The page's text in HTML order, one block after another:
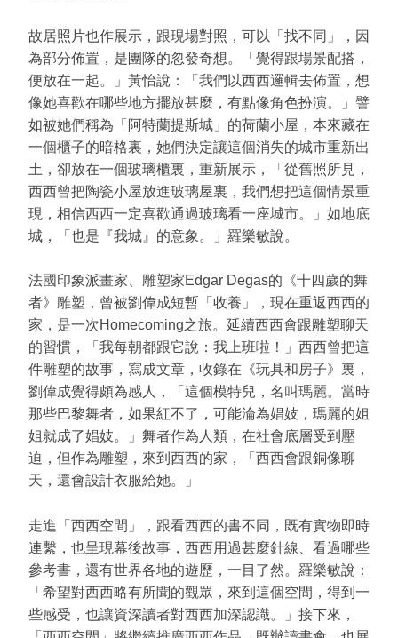
故居照片也作展示，跟現場對照，可以「找不同」，因
為部分佈置，是團隊的忽發奇想。「覺得跟場景配搭，
便放在一起。」黃怡說：「我們以西西邏輯去佈置，想
像她喜歡在哪些地方擺放甚麼，有點像角色扮演。」譬
如被她們稱為「阿特蘭提斯城」的荷蘭小屋，本來藏在
一個櫃子的暗格裏，她們決定讓這個消失的城市重新出
土，卻放在一個玻璃櫃裏，重新展示，「從舊照所見，
西西曾把陶瓷小屋放進玻璃屋裏，我們想把這個情景重
現，相信西西一定喜歡通過玻璃看一座城市。」如地底
城，「也是『我城』的意象。」羅樂敏說。
法國印象派畫家、雕塑家Edgar Degas的《十四歲的舞
者》雕塑，曾被劉偉成短暫「收養」，現在重返西西的
家，是一次Homecoming之旅。延續西西會跟雕塑聊天
的習慣，「我每朝都跟它說：我上班啦！」西西曾把這
件雕塑的故事，寫成文章，收錄在《玩具和房子》裏，
劉偉成覺得頗為感人，「這個模特兒，名叫瑪麗。當時
那些巴黎舞者，如果紅不了，可能淪為娼妓，瑪麗的姐
姐就成了娼妓。」舞者作為人類，在社會底層受到壓
迫，但作為雕塑，來到西西的家，「西西會跟銅像聊
天，還會設計衣服給她。」
走進「西西空間」，跟看西西的書不同，既有實物即時
連繫，也呈現幕後故事，西西用過甚麼針線、看過哪些
參考書，還有世界各地的遊歷，一目了然。羅樂敏說：
「希望對西西略有所聞的觀眾，來到這個空間，得到一
些感受，也讓資深讀者對西西加深認識。」接下來，